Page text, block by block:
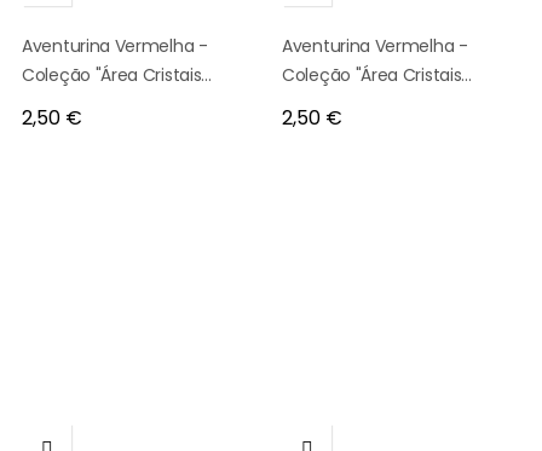
Aventurina Vermelha -
Coleção "Área Cristais
Preço
2,50 €
Aventurina Vermelha -
Coleção "Área Cristais
Preço
2,50 €